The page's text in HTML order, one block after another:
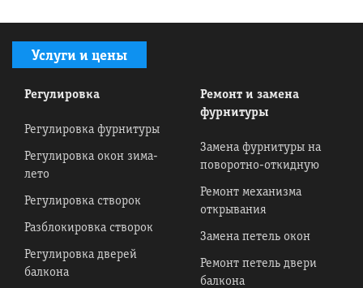
Регулировка
Регулировка фурнитуры
Регулировка окон зима-
лето
Регулировка створок
Разблокировка створок
Регулировка дверей
балкона
Ремонт и замена
фурнитуры
Замена фурнитуры на
поворотно-откидную
Ремонт механизма
открывания
Замена петель окон
Ремонт петель двери
балкона
Услуги и цены